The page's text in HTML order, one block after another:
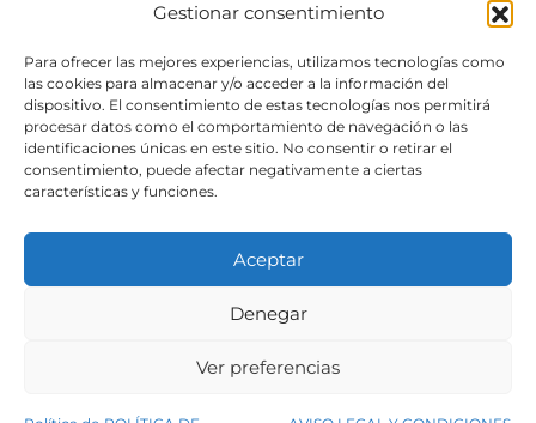
Gestionar consentimiento
Para ofrecer las mejores experiencias, utilizamos tecnologías como
las cookies para almacenar y/o acceder a la información del
dispositivo. El consentimiento de estas tecnologías nos permitirá
procesar datos como el comportamiento de navegación o las
identificaciones únicas en este sitio. No consentir o retirar el
consentimiento, puede afectar negativamente a ciertas
características y funciones.
Aceptar
Denegar
Ver preferencias
SÍGUENOS
Condiciones generales de venta